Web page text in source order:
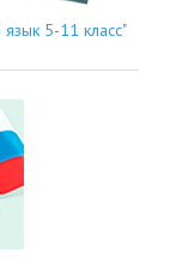
5-11 класс"